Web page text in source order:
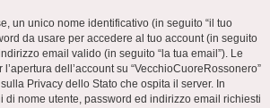
un unico nome identificativo (in seguito “il tuo
da usare per accedere al tuo account (in seguito
email valido (in seguito “la tua email”). Le
dell’account su “VecchioCuoreRossonero”
Privacy dello Stato che ospita il server. In
di nome utente, password ed indirizzo email richiesti